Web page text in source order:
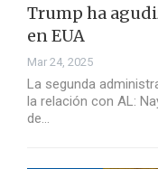
Trump ha
en EUA
Mar 24, 2025
La segunda
la relación con AL:
de…